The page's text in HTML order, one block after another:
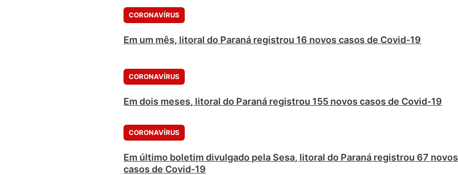
CORONAVÍRUS
Em um mês, litoral do Paraná registrou 16 novos casos de Covid-19
CORONAVÍRUS
Em dois meses, litoral do Paraná registrou 155 novos casos de Covid-19
CORONAVÍRUS
Em último boletim divulgado pela Sesa, litoral do Paraná registrou 67 novos
casos de Covid-19